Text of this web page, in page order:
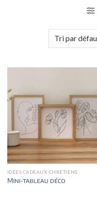
IDÉES CADEAUX CHRÉTIENS
Mini-tableau déco